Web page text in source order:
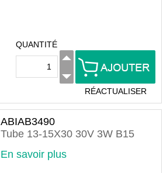
QUANTITÉ
RÉACTUALISER
ABIAB3490
Tube 13-15X30 30V 3W B15
En savoir plus